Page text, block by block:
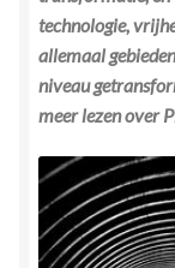
technologie,
allemaal
niveau
meer lezen over